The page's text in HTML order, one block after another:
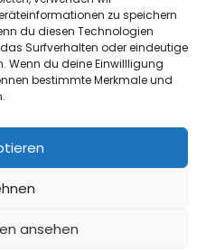
zu speichern
du diesen Technologien
Surfverhalten oder eindeutige
Wenn du deine Einwillligung
bestimmte Merkmale und
ansehen
|Cookie-
vonAstra-WordPress-